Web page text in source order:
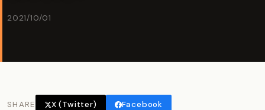
2021/10/01
SHARE X (Twitter)
Facebook